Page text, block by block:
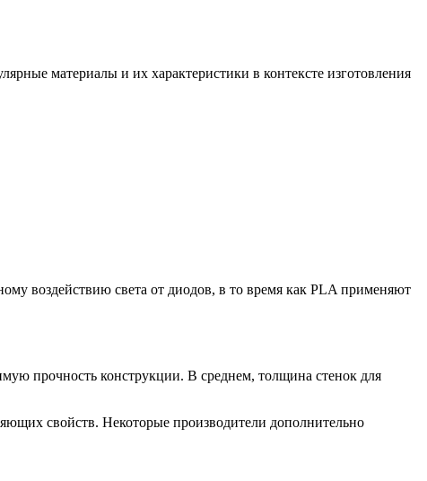
материалы и их характеристики в контексте изготовления
воздействию света от диодов, в то время как PLA применяют
прочность конструкции. В среднем, толщина стенок для
свойств. Некоторые производители дополнительно